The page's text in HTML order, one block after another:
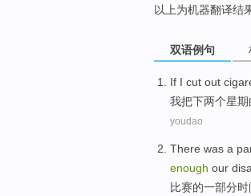
以上为机器翻译结
双语例句
If I cut out
我把下两个星期
youdao
There was a
enough our
比赛的一部分时